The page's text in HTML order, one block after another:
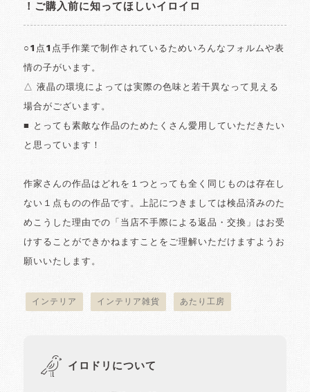
！ご購入前に知ってほしいイロイロ
○1点1点手作業で制作されているためいろんなフォルムや表
情の子がいます。
△ 液晶の環境によっては実際の色味と若干異なって見える
場合がございます。
■ とっても素敵な作品のためたくさん愛用していただきたい
と思っています！
作家さんの作品はどれを１つとっても全く同じものは存在し
ない１点ものの作品です。上記につきましては検品済みのた
めこうした理由での「当店不手際による返品・交換」はお受
けすることができかねますことをご理解いただけますようお
願いいたします。
インテリア インテリア雑貨 あたり工房
イロドリについて